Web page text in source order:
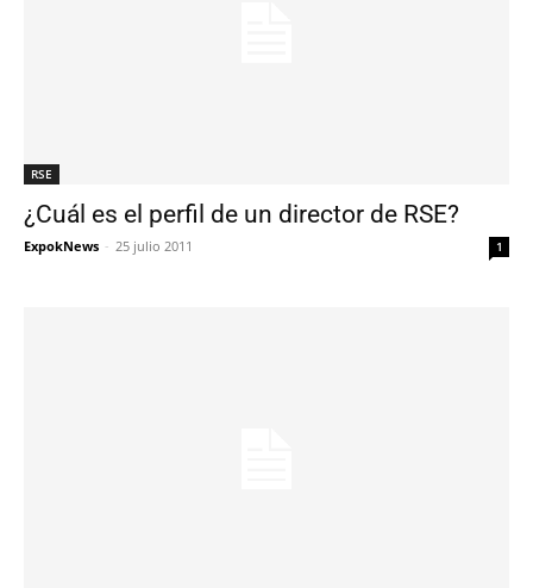
RSE
¿Cuál es el perfil de un director de RSE?
ExpokNews - 25 julio 2011 1